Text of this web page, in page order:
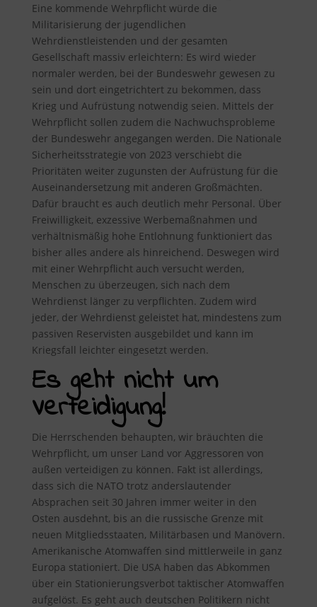
Eine kommende Wehrpflicht würde die
Militarisierung der jugendlichen
Wehrdienstleistenden und der gesamten
Gesellschaft massiv erleichtern: Es wird wieder
normaler werden, bei der Bundeswehr gewesen zu
sein und dort eingetrichtert zu bekommen, dass
Krieg und Aufrüstung notwendig seien. Mittels der
Wehrpflicht sollen zudem die Nachwuchsprobleme
der Bundeswehr angegangen werden. Die Nationale
Sicherheitsstrategie von 2023 verschiebt die
Prioritäten weiter zugunsten der Aufrüstung für die
Auseinandersetzung mit anderen Großmächten.
Dafür braucht es auch deutlich mehr Personal. Über
Freiwilligkeit, exzessive Werbemaßnahmen und
verhältnismäßig hohe Entlohnung funktioniert das
bisher alles andere als hinreichend. Deswegen wird
mit einer Wehrpflicht auch versucht werden,
Menschen zu überzeugen, sich nach dem
Wehrdienst länger zu verpflichten. Zudem wird
jeder, der Wehrdienst geleistet hat, mindestens zum
passiven Reservisten ausgebildet und kann im
Kriegsfall leichter eingesetzt werden.
Es geht nicht um
Verteidigung!
Die Herrschenden behaupten, wir bräuchten die
Wehrpflicht, um unser Land vor Aggressoren von
außen verteidigen zu können. Fakt ist allerdings,
dass sich die NATO trotz anderslautender
Absprachen seit 30 Jahren immer weiter in den
Osten ausdehnt, bis an die russische Grenze mit
neuen Mitgliedsstaaten, Militärbasen und Manövern.
Amerikanische Atomwaffen sind mittlerweile in ganz
Europa stationiert. Die USA haben das Abkommen
über ein Stationierungsverbot taktischer Atomwaffen
aufgelöst. Es geht auch deutschen Politikern nicht